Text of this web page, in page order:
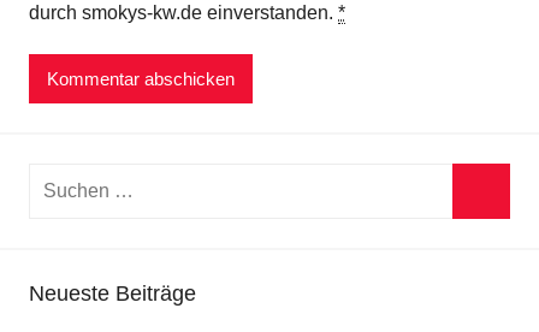
durch smokys-kw.de einverstanden. *
Suchen
Neueste Beiträge